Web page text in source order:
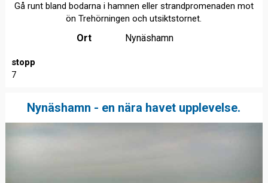
Gå runt bland bodarna i hamnen eller strandpromenaden mot
ön Trehörningen och utsiktstornet.
Ort Nynäshamn
stopp
7
Nynäshamn - en nära havet upplevelse.